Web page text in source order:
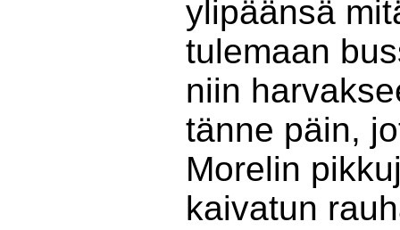
ylipäänsä
tulemaan
niin
tänne päin,
Morelin
kaivatun